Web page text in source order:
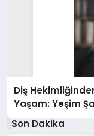
Diş
Yaşam: Yeşim
Son Dakika